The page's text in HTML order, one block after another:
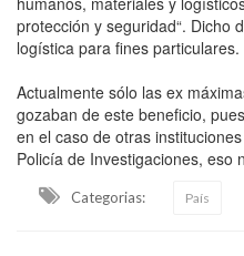
protección y seguridad“. Dicho
logística para fines particulares.
Actualmente sólo las ex
gozaban de este beneficio,
en el caso de otras
Policía de Investigaciones, eso
Categorias: País